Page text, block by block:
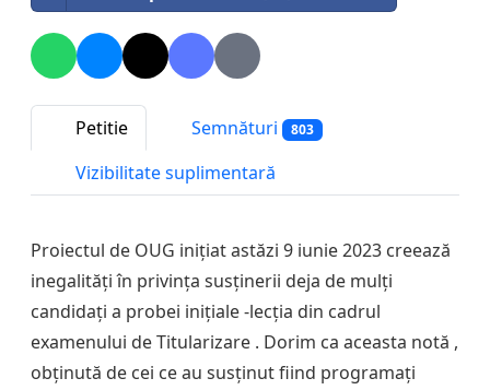
Petitie Semnături 803
Vizibilitate suplimentară
Proiectul de OUG inițiat astăzi 9 iunie 2023 creează
inegalități în privința susținerii deja de mulți
candidați a probei inițiale -lecția din cadrul
examenului de Titularizare . Dorim ca aceasta notă ,
obținută de cei ce au susținut fiind programați